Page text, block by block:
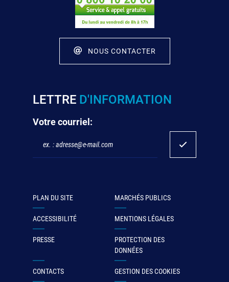
NOUS CONTACTER
LETTRE D'INFORMATION
Votre courriel:
PLAN DU SITE MARCHÉS PUBLICS
ACCESSIBILITÉ MENTIONS LÉGALES
PRESSE
PROTECTION DES
DONNÉES
CONTACTS GESTION DES COOKIES